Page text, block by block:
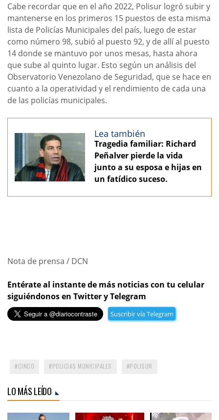
Cabe recordar que en el año 2022, Polisur logró subir y
mantenerse en los primeros 15 puestos de esta misma
lista de Policías Municipales del país, luego de estar
como número 98, subió al puesto 92, y de allí al puesto
14 donde se mantuvo por unos mesas, hasta ahora
que sube al quinto lugar. Esto según un análisis del
Observatorio Venezolano de Seguridad, que se hace en
cuanto a la operatividad y el rendimiento de cada una
de las policías municipales.
Lea también
Tragedia familiar: Richard
Peñalver pierde la vida
junto a su esposa e hijas en
un fatídico suceso.
Nota de prensa / DCN
Entérate al instante de más noticias con tu celular
siguiéndonos en Twitter y Telegram
Suscribir vía Telegram
CINCO POLICIAS MUNICIPALES POLISUR
LO MÁS LEÍDO